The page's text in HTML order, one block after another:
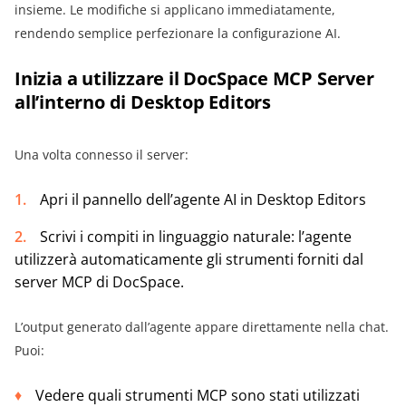
insieme. Le modifiche si applicano immediatamente,
rendendo semplice perfezionare la configurazione AI.
Inizia a utilizzare il DocSpace MCP Server
all’interno di Desktop Editors
Una volta connesso il server:
Apri il pannello dell’agente AI in Desktop Editors
Scrivi i compiti in linguaggio naturale: l’agente
utilizzerà automaticamente gli strumenti forniti dal
server MCP di DocSpace.
L’output generato dall’agente appare direttamente nella chat.
Puoi:
Vedere quali strumenti MCP sono stati utilizzati